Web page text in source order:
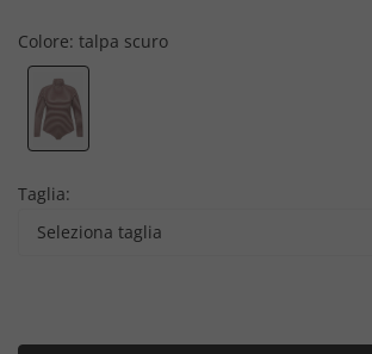
Colore: talpa scuro
Taglia:
Seleziona taglia